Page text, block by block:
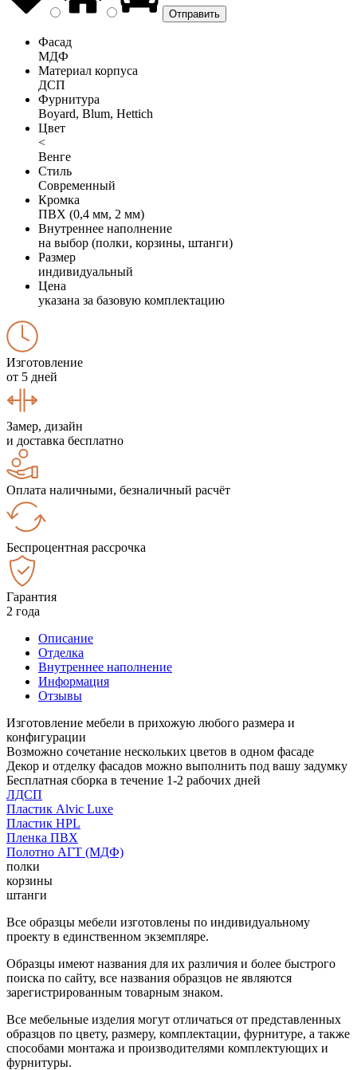
Фасад
МДФ
Материал корпуса
ДСП
Фурнитура
Boyard, Blum, Hettich
Цвет
<
Венге
Стиль
Современный
Кромка
ПВХ (0,4 мм, 2 мм)
Внутреннее наполнение
на выбор (полки, корзины, штанги)
Размер
индивидуальный
Цена
указана за базовую комплектацию
Изготовление
от 5 дней
Замер, дизайн
и доставка бесплатно
Оплата наличными, безналичный расчёт
Беспроцентная рассрочка
Гарантия
2 года
Описание
Отделка
Внутреннее наполнение
Информация
Отзывы
Изготовление мебели в прихожую любого размера и
конфигурации
Возможно сочетание нескольких цветов в одном фасаде
Декор и отделку фасадов можно выполнить под вашу задумку
Бесплатная сборка в течение 1-2 рабочих дней
ЛДСП
Пластик Alvic Luxe
Пластик HPL
Пленка ПВХ
Полотно АГТ (МДФ)
полки
корзины
штанги
Все образцы мебели изготовлены по индивидуальному
проекту в единственном экземпляре.
Образцы имеют названия для их различия и более быстрого
поиска по сайту, все названия образцов не являются
зарегистрированным товарным знаком.
Все мебельные изделия могут отличаться от представленных
образцов по цвету, размеру, комплектации, фурнитуре, а также
способами монтажа и производителями комплектующих и
фурнитуры.